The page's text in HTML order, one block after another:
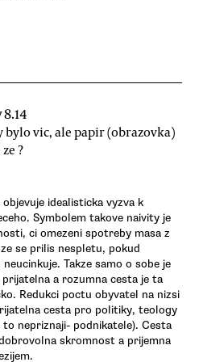
bylo vic, ale papir (obrazovka)
?
idealisticka vyzva k
Symbolem takove naivity je
ci omezeni spotreby masa z
se prilis nespletu, pokud
Takze samo o sobe je
a rozumna cesta je ta
Redukci poctu obyvatel na nizsi
cesta pro politiky, teology
nepriznaji- podnikatele). Cesta
skromnost a prijemna